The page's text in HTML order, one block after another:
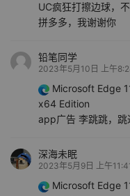
UC疯狂打擦边球，
拼多多，我谢谢你
铅笔同学
2023年5月10日 上午
Microsoft Edge
x64 Edition
app广告 李跳跳，跳
深海未眠
2023年5月9日 上午
Microsoft Edge